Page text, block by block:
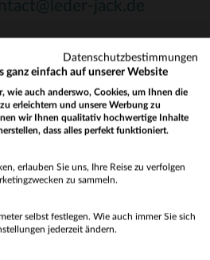
PARTNER
No
Datenschutzbestimmungen
ganz einfach auf unserer Website
wie auch anderswo, Cookies, um Ihnen die
erleichtern und unsere Werbung zu
wir Ihnen qualitativ hochwertige Inhalte
dass alles perfekt funktioniert.
erlauben Sie uns, Ihre Reise zu verfolgen
zu sammeln.
selbst festlegen. Wie auch immer Sie sich
jederzeit ändern.